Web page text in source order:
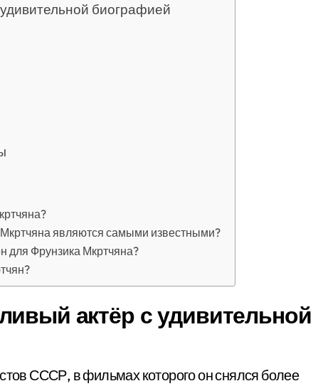
биографией
являются самыми известными?
для Фрунзика Мкртчяна?
актёр с удивительной
СССР, в фильмах которого он снялся более